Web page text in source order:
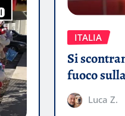
ITALIA
Si
fuoco
Luca Z.